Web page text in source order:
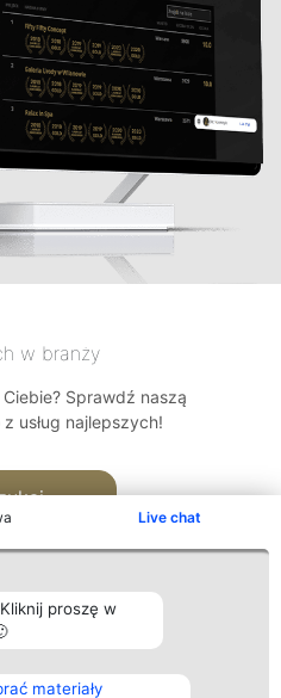
Live chat
proszę w
materiały
w branży
Sprawdź naszą
usług najlepszych!
Kontakt
Kontakt